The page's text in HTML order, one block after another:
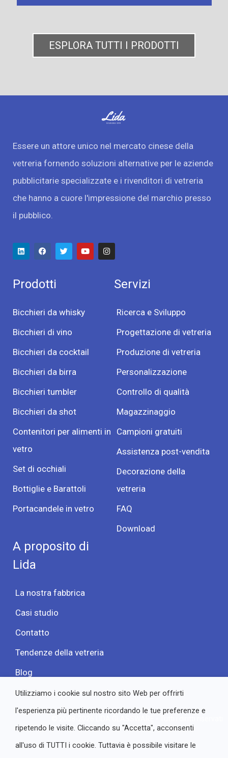
ESPLORA TUTTI I PRODOTTI
Essere un attore unico nel mercato cinese della
vetreria fornendo soluzioni alternative per le aziende
pubblicitarie specializzate e i rivenditori di vetreria
che hanno a cuore l'impressione del marchio presso
il pubblico.
Prodotti
Bicchieri da whisky
Bicchieri di vino
Bicchieri da cocktail
Bicchieri da birra
Bicchieri tumbler
Bicchieri da shot
Contenitori per alimenti in
vetro
Set di occhiali
Bottiglie e Barattoli
Portacandele in vetro
Servizi
Ricerca e Sviluppo
Progettazione di vetreria
Produzione di vetreria
Personalizzazione
Controllo di qualità
Magazzinaggio
Campioni gratuiti
Assistenza post-vendita
Decorazione della
vetreria
FAQ
Download
A proposito di
Lida
La nostra fabbrica
Casi studio
Contatto
Tendenze della vetreria
Blog
Utilizziamo i cookie sul nostro sito Web per offrirti
l'esperienza più pertinente ricordando le tue preferenze e
ripetendo le visite. Cliccando su "Accetta", acconsenti
all'uso di TUTTI i cookie. Tuttavia è possibile visitare le